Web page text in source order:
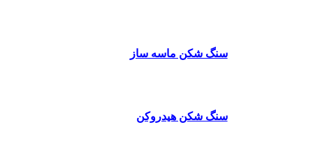
سنگ شکن ماسه ساز
سنگ شکن هیدروکن